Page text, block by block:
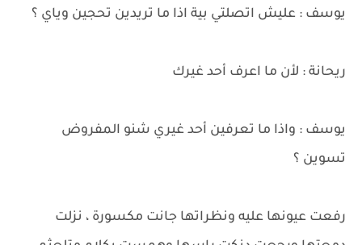
يوسف : عليش اتصلتي بية اذا ما تريدين تحجين وياي ؟
ريحانة : لأن ما اعرف أحد غيرك
يوسف : واذا ما تعرفين أحد غيري شنو المفروض
تسوين ؟
رفعت عيونها عليه ونظراتها جانت مكسورة ، نزلت